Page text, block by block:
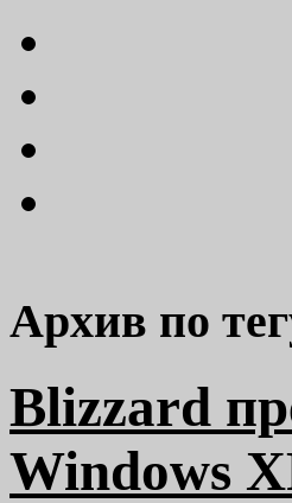
Архив по
Blizzard
Windows